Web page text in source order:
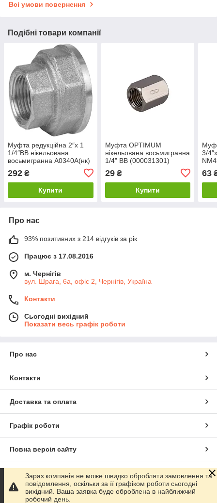
Всі умови повернення
Подібні товари компанії
Муфта редукційна 2″х 1
1/4″ВВ нікельована
восьмигранна А0340А(нк)
292 ₴
Купити
Муфта OPTIMUM
нікельована восьмигранна
1/4" ВВ (000031301)
29₴
Купити
3/
63
Про нас
93% позитивних з 214 відгуків за рік
Працює з 17.08.2016
м. Чернігів
вул. Шрага, 6а, офіс 2, Чернігів, Україна
Контакти
Сьогодні вихідний
Показати весь графік роботи
Про нас
Контакти
Доставка та оплата
Графік роботи
Повна версія сайту
Сайт створено на маркетплейсі Prom.ua
Політика конфіденційності
Зараз компанія не може швидко обробляти замовлення та
повідомлення, оскільки за її графіком роботи сьогодні
вихідний. Ваша заявка буде оброблена в найближчий
робочий день.